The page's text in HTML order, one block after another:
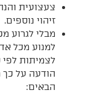
צעצועית
זיהוי נוספים.
מבלי לגרוע
למנוע מכל
לצמיתות
הודעה על כך
הבאים: